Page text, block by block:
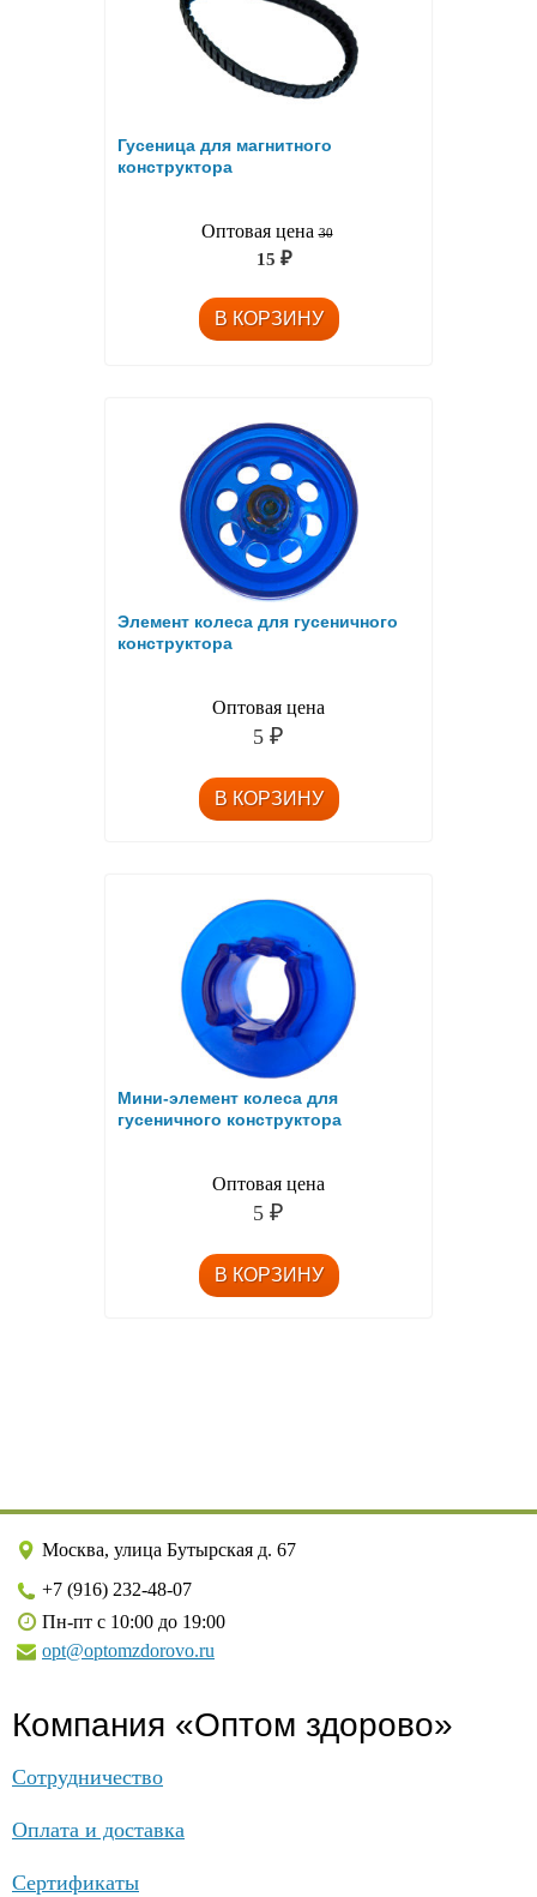
Гусеница для магнитного
конструктора
Оптовая цена 30
15 ₽
Элемент колеса для гусеничного
конструктора
Оптовая цена
5 ₽
Мини-элемент колеса для
гусеничного конструктора
Оптовая цена
5 ₽
Москва, улица Бутырская д. 67
+7 (916) 232-48-07
Пн-пт с 10:00 до 19:00
opt@optomzdorovo.ru
Компания «Оптом здорово»
Сотрудничество
Оплата и доставка
Сертификаты